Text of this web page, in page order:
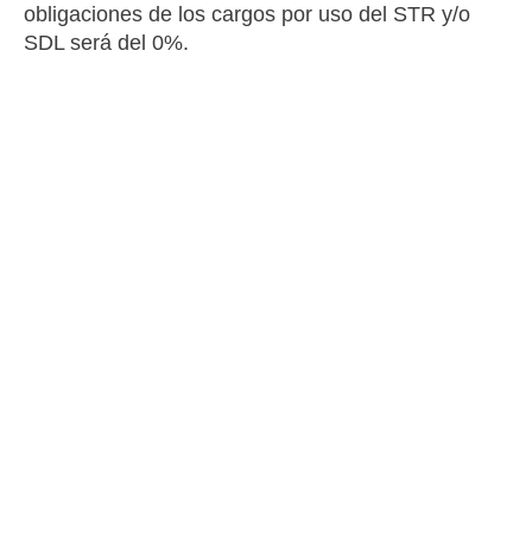
obligaciones de los cargos por uso del STR y/o
SDL será del 0%.